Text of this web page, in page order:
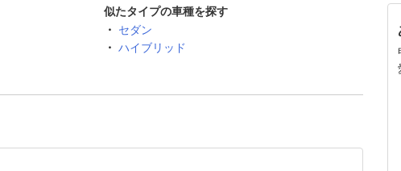
似たタイプの車種を探す
セダン
ハイブリッド